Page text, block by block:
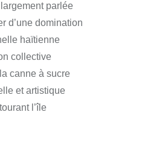
parlée
d’une domination
haïtienne
collective
canne à sucre
et artistique
l’île